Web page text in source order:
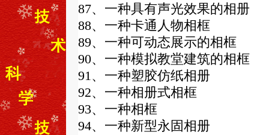
87、一种具有声光效果的相册
88、一种卡通人物相框
89、一种可动态展示的相框
90、一种模拟教堂建筑的相框
91、一种塑胶仿纸相册
92、一种相册式相框
93、一种相框
94、一种新型永固相册